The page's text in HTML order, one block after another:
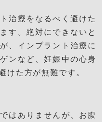
治療をなるべく避けた
す。絶対にできないと
、インプラント治療に
ンなど、妊娠中の心身
けた方が無難です。
はありませんが、お腹